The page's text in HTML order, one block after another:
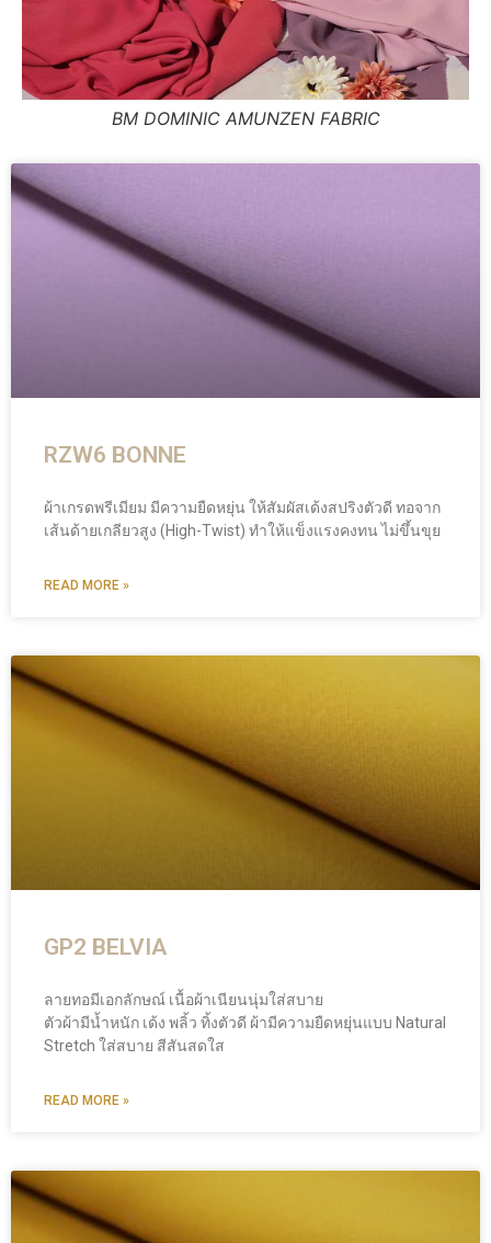
BM DOMINIC AMUNZEN FABRIC
RZW6 BONNE
ผ้าเกรดพรีเมียม มีความยืดหยุ่น ให้สัมผัสเด้งสปริงตัวดี ทอจาก
เส้นด้ายเกลียวสูง (High-Twist) ทำให้แข็งแรงคงทน ไม่ขึ้นขุย
READ MORE »
GP2 BELVIA
ลายทอมีเอกลักษณ์ เนื้อผ้าเนียนนุ่มใส่สบาย
ตัวผ้ามีน้ำหนัก เด้ง พลิ้ว ทิ้งตัวดี ผ้ามีความยืดหยุ่นแบบ Natural
Stretch ใส่สบาย สีสันสดใส
READ MORE »